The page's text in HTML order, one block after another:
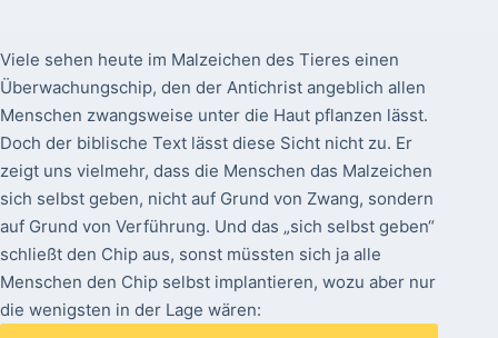
Viele sehen heute im Malzeichen des Tieres einen
Überwachungschip, den der Antichrist angeblich allen
Menschen zwangsweise unter die Haut pflanzen lässt.
Doch der biblische Text lässt diese Sicht nicht zu. Er
zeigt uns vielmehr, dass die Menschen das Malzeichen
sich selbst geben, nicht auf Grund von Zwang, sondern
auf Grund von Verführung. Und das „sich selbst geben“
schließt den Chip aus, sonst müssten sich ja alle
Menschen den Chip selbst implantieren, wozu aber nur
die wenigsten in der Lage wären: